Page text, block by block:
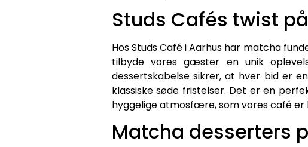
Studs Cafés twist
Hos Studs Café i Aarhus har matcha
tilbyde vores gæster en unik
dessertskabelse sikrer, at hver bid er
klassiske søde fristelser. Det er en
hyggelige atmosfære, som vores café er
Matcha desserters